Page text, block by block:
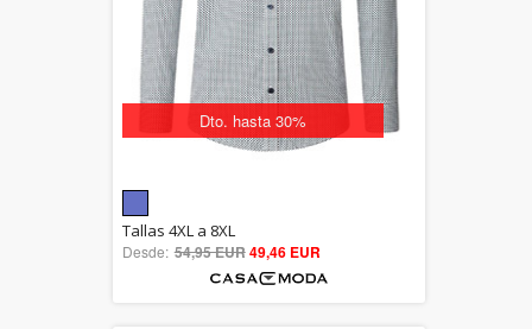
Dto. hasta 30%
5.00
out of 5
Tallas 4XL a 8XL
Desde: 54,95 EUR49,46 EUR